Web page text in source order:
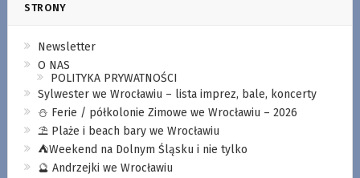
STRONY
Newsletter
O NAS
POLITYKA PRYWATNOŚCI
Sylwester we Wrocławiu – lista imprez, bale, koncerty
⛄️ Ferie / półkolonie Zimowe we Wrocławiu – 2026
⛱️ Plaże i beach bary we Wrocławiu
⛺️Weekend na Dolnym Śląsku i nie tylko
🔮 Andrzejki we Wrocławiu